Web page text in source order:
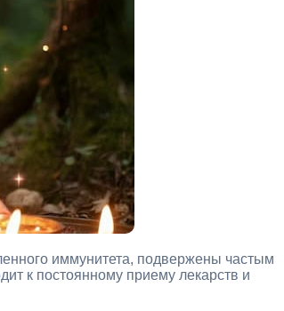
иммунитета, подвержены частым
к постоянному приему лекарств и